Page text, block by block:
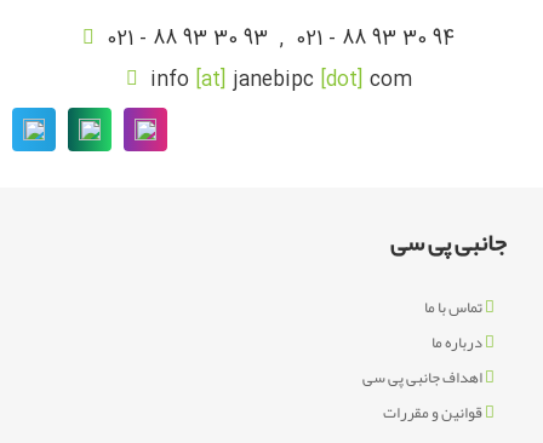
021 - 88 93 30 93 , 021 - 88 93 30 94
info [at] janebipc [dot] com
جانبی پی سی
تماس با ما
درباره ما
اهداف جانبی پی سی
قوانین و مقررات